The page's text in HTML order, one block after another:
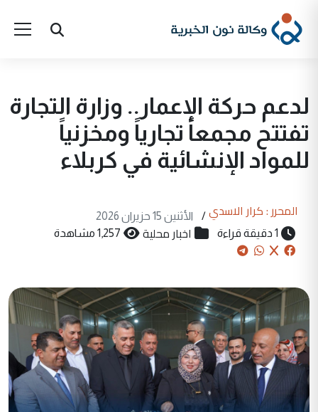
لدعم حركة الإعمار.. وزارة التجارة
تفتتح مجمعاً تجارياً ومخزنياً
للمواد الإنشائية في كربلاء
المحرر : كرار الاسدي /
الأثنين 15 حزيران 2026
1 دقيقة قراءة
اخبار محلية 1,257 مشاهدة